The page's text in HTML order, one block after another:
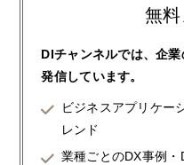
無
DIチャンネルでは、企
発信しています。
ビジネスアプリケー
レンド
業種ごとのDX事例・